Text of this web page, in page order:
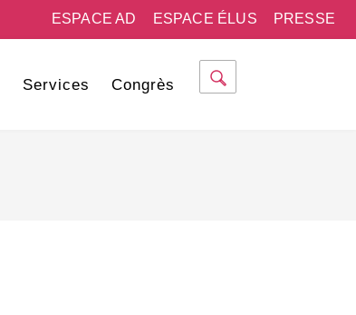
PRESSE
ESPACE ÉLUS
ESPACE AD
Services Congrès